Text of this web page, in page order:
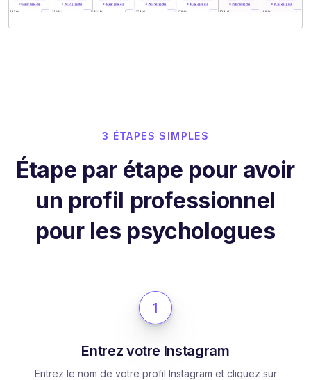
3 ÉTAPES SIMPLES
Étape par étape pour avoir
un profil professionnel
pour les psychologues
1
Entrez votre Instagram
Entrez le nom de votre profil Instagram et cliquez sur